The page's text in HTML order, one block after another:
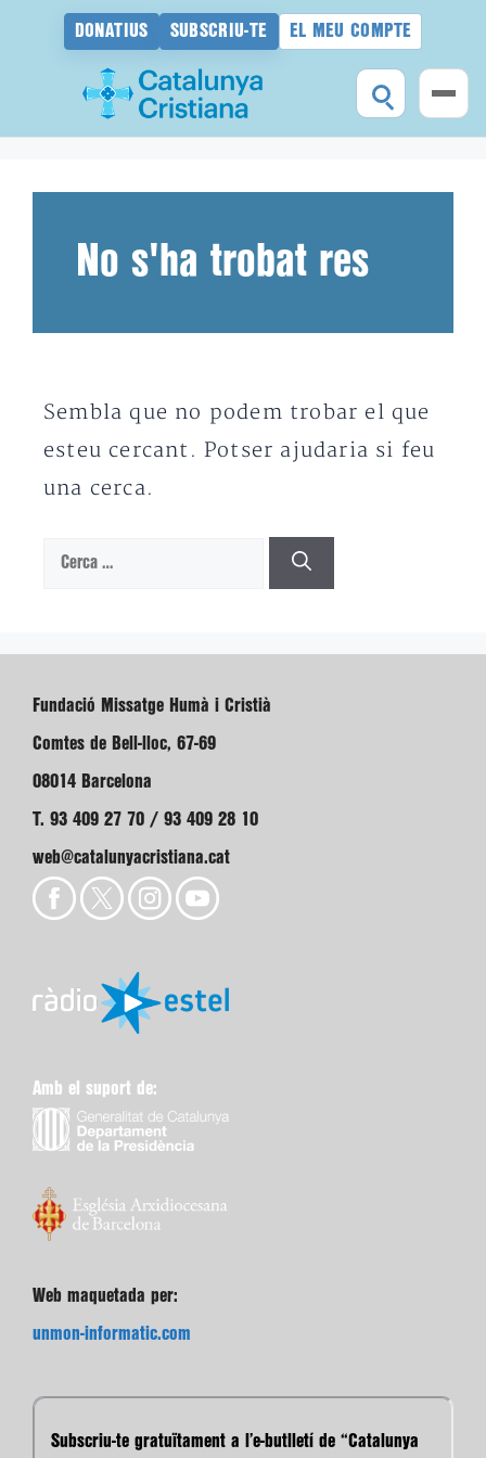
DONATIUS SUBSCRIU-TE EL MEU COMPTE
No s'ha trobat res
Sembla que no podem trobar el que
esteu cercant. Potser ajudaria si feu
una cerca.
Cerca:
Fundació Missatge Humà i Cristià
Comtes de Bell-lloc, 67-69
08014 Barcelona
T. 93 409 27 70 / 93 409 28 10
web@catalunyacristiana.cat
Amb el suport de:
Web maquetada per:
unmon-informatic.com
Subscriu-te gratuïtament a l’e-butlletí de “Catalunya